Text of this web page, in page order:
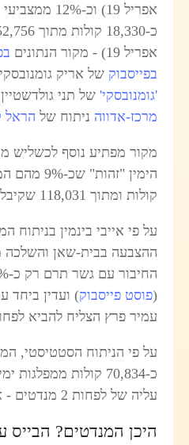
אפריל 19)
אפריל 19) - מקור הנתונים
בפייסבוק של אריק
'גומנובסקי' של תני
מרכז-אדווה ניתוח של הראל
מקור מפתיע נוסף לכשליש
קולות ומתוך 118,031 שקיבלה בבחירות אפריל 19.
על פי אייבי בינמין בניתוח
ההצבעה בבית-שאן והשלכה
(פוסט פייסבוק) ועדין ביחד
עמיר פרץ הצליח להביא
על פי הניתוח הסטטיסטי,
כ-70,834 קולות
עליה של לפחות 2 מנדטים - אז היכן המנדטים?
היכן המנדטים? הבייס